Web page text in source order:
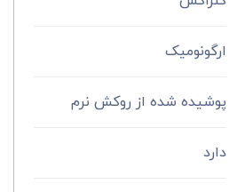
ارگونومیک
پوشیده شده از روکش نرم
دارد